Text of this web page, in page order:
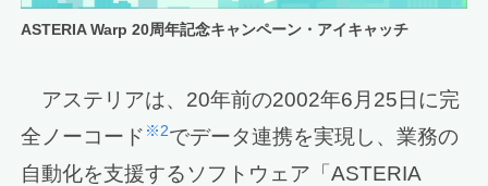
ASTERIA Warp 20周年記念キャンペーン・アイキャッチ
アステリアは、20年前の2002年6月25日に完
全ノーコード ※2でデータ連携を実現し、業務の
自動化を支援するソフトウェア「ASTERIA